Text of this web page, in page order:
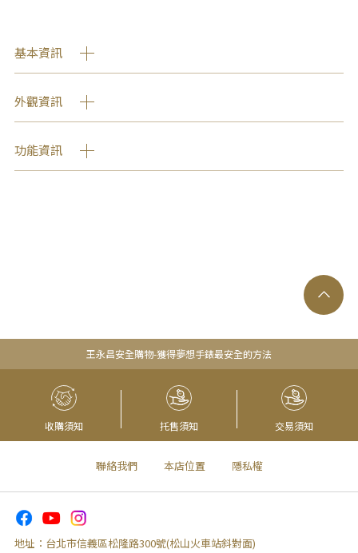
基本資訊
外觀資訊
功能資訊
王永昌安全購物-獲得夢想手錶最安全的方法
收購須知 托售須知 交易須知
聯絡我們 本店位置 隱私權
地址： 台北市信義區松隆路300號(松山火車站斜對面)